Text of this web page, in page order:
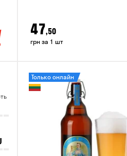
47,50
грн за 1 шт
Только онлайн